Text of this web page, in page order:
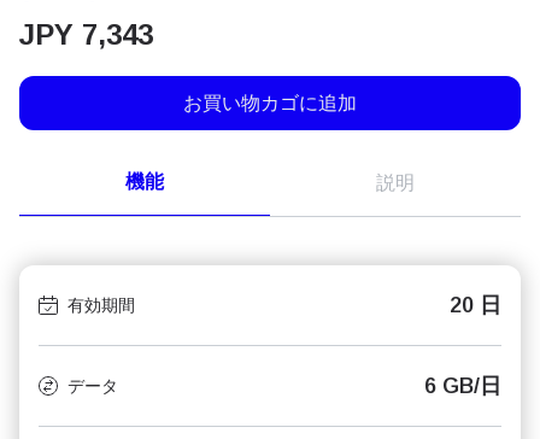
JPY 7,343
お買い物カゴに追加
機能 説明
有効期間 20 日
データ 6 GB/日